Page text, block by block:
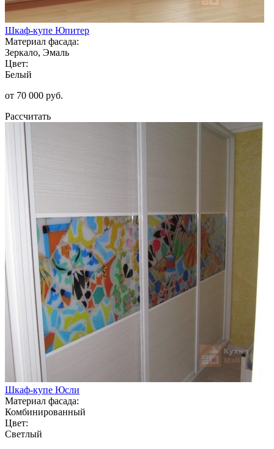
Шкаф-купе Юпитер
Материал фасада:
Зеркало, Эмаль
Цвет:
Белый
от 70 000 руб.
Рассчитать
Шкаф-купе Юсли
Материал фасада:
Комбинированный
Цвет:
Светлый